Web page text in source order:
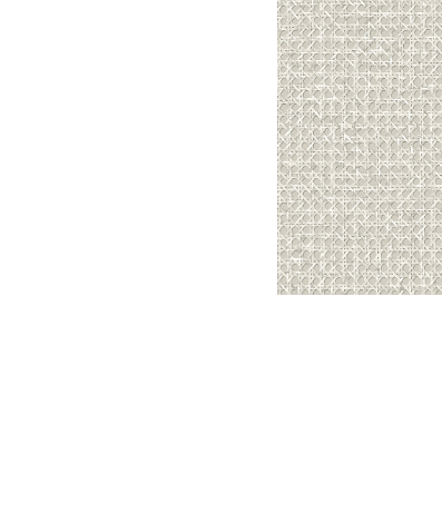
like you get projects
Community
Blog
Forums
Meetups